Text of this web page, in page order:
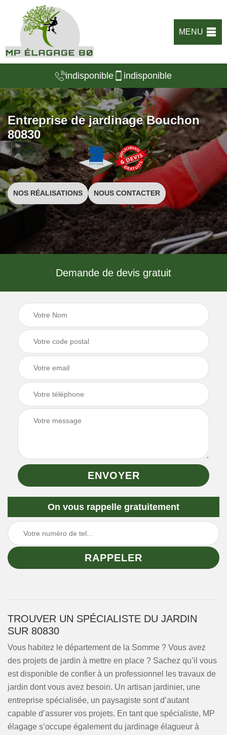
MENU
indisponible indisponible
Entreprise de jardinage Bouchon
80830
NOS RÉALISATIONS NOUS CONTACTER
Demande de devis gratuit
On vous rappelle gratuitement
TROUVER UN SPÉCIALISTE DU JARDIN
SUR 80830
Vous habitez le département de la Somme ? Vous avez
des projets de jardin à mettre en place ? Sachez qu’il vous
est disponible de confier à un professionnel les travaux de
jardin dont vous avez besoin. Un artisan jardinier, une
entreprise spécialisée, un paysagiste sont d’autant
capable d’assurer vos projets. En tant que spécialiste, MP
élagage s’occupe également du jardinage élagueur à